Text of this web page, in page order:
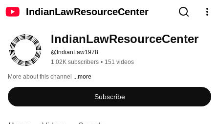
IndianLawResourceCenter
IndianLawResourceCenter
@IndianLaw1978
1.02K subscribers • 151 videos
More about this channel ...more
Subscribe